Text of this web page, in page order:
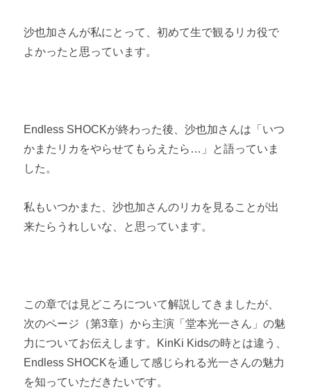
沙也加さんが私にとって、初めて生で観るリカ役で
よかったと思っています。
Endless SHOCKが終わった後、沙也加さんは「いつ
かまたリカをやらせてもらえたら…」と語っていま
した。
私もいつかまた、沙也加さんのリカを見ることが出
来たらうれしいな、と思っています。
この章では見どころについて解説してきましたが、
次のページ（第3章）から主演「堂本光一さん」の魅
力についてお伝えします。KinKi Kidsの時とは違う、
Endless SHOCKを通して感じられる光一さんの魅力
を知っていただきたいです。